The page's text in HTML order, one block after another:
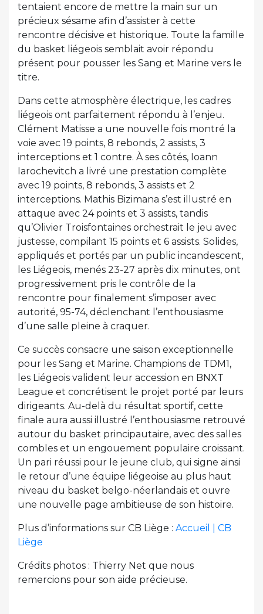
tentaient encore de mettre la main sur un
précieux sésame afin d’assister à cette
rencontre décisive et historique. Toute la famille
du basket liégeois semblait avoir répondu
présent pour pousser les Sang et Marine vers le
titre.
Dans cette atmosphère électrique, les cadres
liégeois ont parfaitement répondu à l’enjeu.
Clément Matisse a une nouvelle fois montré la
voie avec 19 points, 8 rebonds, 2 assists, 3
interceptions et 1 contre. À ses côtés, Ioann
Iarochevitch a livré une prestation complète
avec 19 points, 8 rebonds, 3 assists et 2
interceptions. Mathis Bizimana s’est illustré en
attaque avec 24 points et 3 assists, tandis
qu’Olivier Troisfontaines orchestrait le jeu avec
justesse, compilant 15 points et 6 assists. Solides,
appliqués et portés par un public incandescent,
les Liégeois, menés 23-27 après dix minutes, ont
progressivement pris le contrôle de la
rencontre pour finalement s’imposer avec
autorité, 95-74, déclenchant l’enthousiasme
d’une salle pleine à craquer.
Ce succès consacre une saison exceptionnelle
pour les Sang et Marine. Champions de TDM1,
les Liégeois valident leur accession en BNXT
League et concrétisent le projet porté par leurs
dirigeants. Au-delà du résultat sportif, cette
finale aura aussi illustré l’enthousiasme retrouvé
autour du basket principautaire, avec des salles
combles et un engouement populaire croissant.
Un pari réussi pour le jeune club, qui signe ainsi
le retour d’une équipe liégeoise au plus haut
niveau du basket belgo-néerlandais et ouvre
une nouvelle page ambitieuse de son histoire.
Plus d’informations sur CB Liège : Accueil | CB
Liège
Crédits photos : Thierry Net que nous
remercions pour son aide précieuse.